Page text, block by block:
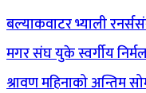
बल्याकवाटर भ्याली
मगर संघ युके स्वर्गीय
श्रावण महिनाको अन्तिम